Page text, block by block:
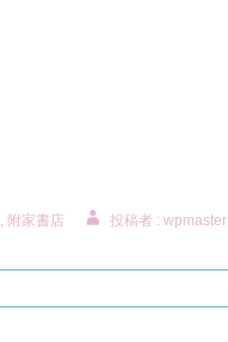
附家書店 投稿者 : wpmaster